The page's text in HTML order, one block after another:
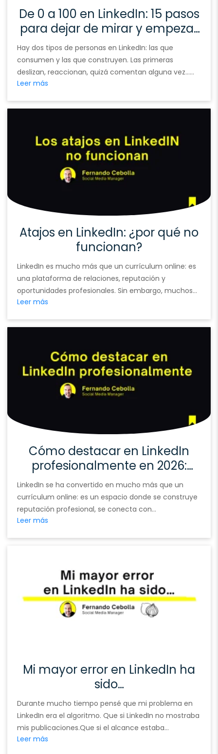
De 0 a 100 en LinkedIn: 15 pasos
para dejar de mirar y empezar
a construir
Hay dos tipos de personas en LinkedIn: las que
consumen y las que construyen. Las primeras
deslizan, reaccionan, quizá comentan alguna vez…
pero viven en la superficie. Las segundas incomodan,
convierten en referencia. Si estás leyendo esto,
Leer más
Atajos en LinkedIn: ¿por qué no
funcionan?
LinkedIn es mucho más que un currículum online: es
una plataforma de relaciones, reputación y
oportunidades profesionales. Sin embargo, muchos
usuarios caen en la tentación de tomar atajos para
Aunque pueden dar resultados a corto plazo, a largo
credibilidad. A …Continued
Leer más
Cómo destacar en LinkedIn
profesionalmente en 2026:
construye valor, conecta y
lidera en la era de la IA
LinkedIn se ha convertido en mucho más que un
currículum online: es un espacio donde se construye
reputación profesional, se conecta con
oportunidades y se demuestra valor real. Pero con
experiencia, destacar no …Continued
Leer más
Mi mayor error en LinkedIn ha
sido…
Durante mucho tiempo pensé que mi problema en
LinkedIn era el algoritmo. Que si LinkedIn no mostraba
mis publicaciones.Que si el alcance estaba
muerto.Que si solo triunfaban los gurús, los virales o
Leer más